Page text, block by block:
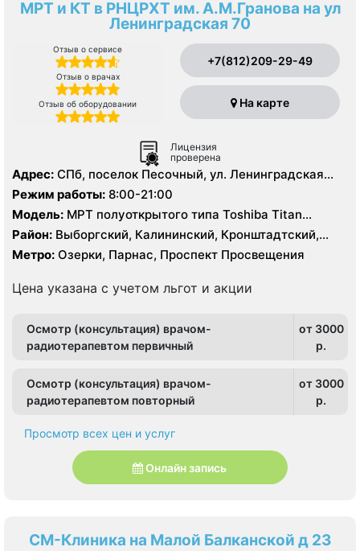
МРТ и КТ в РНЦРХТ им. А.М.Гранова на ул
Ленинградская 70
Отзыв о сервисе
Отзыв о врачах
Отзыв об оборудовании
+7(812)209-29-49
На карте
Лицензия
проверена
Адрес: СПб, поселок Песочный, ул. Ленинградская
д.70
Режим работы: 8:00-21:00
Модель: МРТ полуоткрытого типа Toshiba Titan
Vantage 3.0 Тесла, МРТ Toshiba Titan Vantage 1.5
Тесла, КТ Toshiba Somatom Zoom 64 среза, КТ Toshiba
Aquilon 320 срезов, ПЭТ-КТ Siemens Biograph mCT 128
Район: Выборгский, Калининский, Кронштадтский,
Курортный, Ленинградская область
Метро: Озерки, Парнас, Проспект Просвещения
Цена указана с учетом льгот и акции
Осмотр (консультация) врачом-
радиотерапевтом первичный
от 3000
p.
Осмотр (консультация) врачом-
радиотерапевтом повторный
от 3000
p.
Просмотр всех цен и услуг
Онлайн запись
СМ-Клиника на Малой Балканской д 23